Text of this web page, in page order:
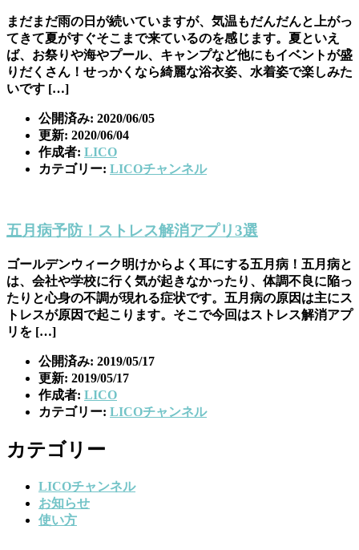
まだまだ雨の日が続いていますが、気温もだんだんと上がっ
てきて夏がすぐそこまで来ているのを感じます。夏といえ
ば、お祭りや海やプール、キャンプなど他にもイベントが盛
りだくさん！せっかくなら綺麗な浴衣姿、水着姿で楽しみた
いです […]
公開済み: 2020/06/05
更新: 2020/06/04
作成者: LICO
カテゴリー: LICOチャンネル
五月病予防！ストレス解消アプリ3選
ゴールデンウィーク明けからよく耳にする五月病！五月病と
は、会社や学校に行く気が起きなかったり、体調不良に陥っ
たりと心身の不調が現れる症状です。五月病の原因は主にス
トレスが原因で起こります。そこで今回はストレス解消アプ
リを […]
公開済み: 2019/05/17
更新: 2019/05/17
作成者: LICO
カテゴリー: LICOチャンネル
カテゴリー
LICOチャンネル
お知らせ
使い方